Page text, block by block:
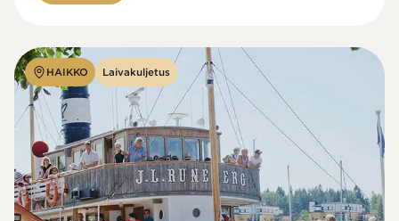
HAIKKO Laivakuljetus